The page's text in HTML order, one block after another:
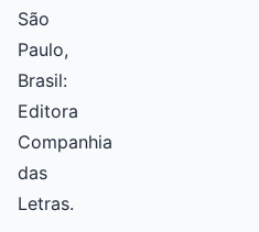
São
Paulo,
Brasil:
Editora
Companhia
das
Letras.